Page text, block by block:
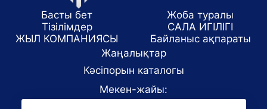
Басты бет
Жоба туралы
Тізілімдер
САЛА ИГІЛІГІ
ЖЫЛ КОМПАНИЯСЫ
Байланыс ақпараты
Жаңалықтар
Кәсіпорын каталогы
Мекен-жайы: